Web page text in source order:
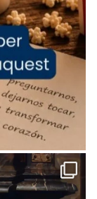
ens
ha
de Les